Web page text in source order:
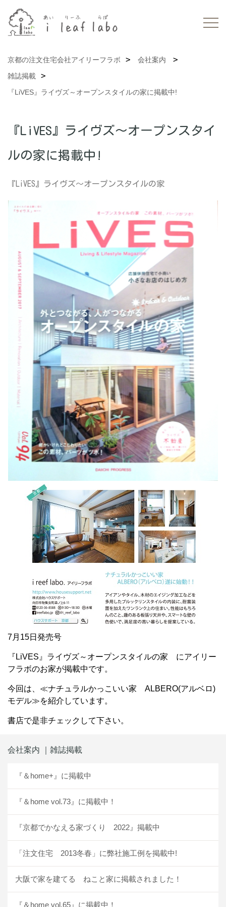
京都の注文住宅会社アイリーフラボ
会社案内
雑誌掲載
『LiVES』ライヴズ～オープンスタイルの家に掲載中!
『LiVES』ライヴズ～オープンスタイ
ルの家に掲載中!
『LiVES』ライヴズ～オープンスタイルの家
7月15日発売号
『LiVES』ライヴズ～オープンスタイルの家 にアイリー
フラボのお家が掲載中です。
今回は、≪ナチュラルかっこいい家 ALBERO(アルベロ)
モデル≫を紹介しています。
書店で是非チェックして下さい。
会社案内 ｜雑誌掲載
『＆home+』に掲載中
『＆home vol.73』に掲載中！
『京都でかなえる家づくり 2022』掲載中
「注文住宅 2013冬春」に弊社施工例を掲載中!
大阪で家を建てる ねこと家に掲載されました！
『＆home vol.65』に掲載中！